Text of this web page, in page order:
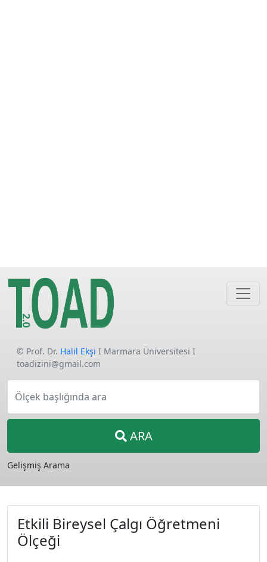
© Prof. Dr. Halil Ekşi I Marmara Üniversitesi I
toadizini@gmail.com
Ölçek başlığında ara
ARA
Gelişmiş Arama
Etkili Bireysel Çalgı Öğretmeni
Ölçeği